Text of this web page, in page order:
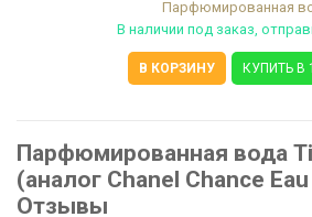
Парфюмированная
В наличии под заказ,
В КОРЗИНУ КУПИТЬ В
Парфюмированная вода
(аналог Chanel Chance
Отзывы